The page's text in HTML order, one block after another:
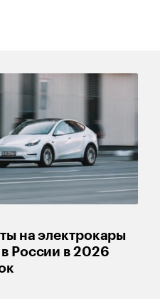
на электрокары
России в 2026